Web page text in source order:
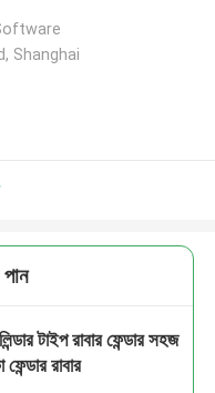
Shanghai
টাইপ রাবার ফেন্ডার সহজ
রাবার